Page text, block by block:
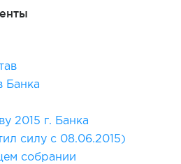
Банка
2015 г. Банка
силу с 08.06.2015)
собрании